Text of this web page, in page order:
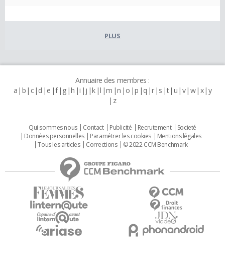
PLUS
Annuaire des membres :
a b c d e f g h i j k l m n o p q r s t u v w x y
z
Qui sommes nous Contact Publicité Recrutement
Societé
Données personnelles
Paramétrer les cookies
Mentions légales
Tous les articles
Corrections © 2022 CCM Benchmark